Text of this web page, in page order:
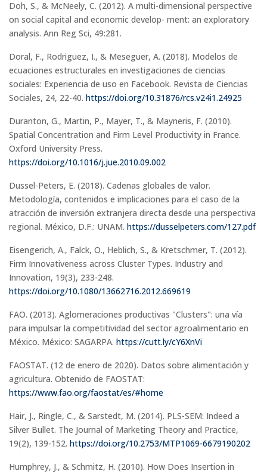
Doh, S., & McNeely, C. (2012). A multi-dimensional perspective
on social capital and economic develop- ment: an exploratory
analysis. Ann Reg Sci, 49:281.
Doral, F., Rodriguez, I., & Meseguer, A. (2018). Modelos de
ecuaciones estructurales en investigaciones de ciencias
sociales: Experiencia de uso en Facebook. Revista de Ciencias
Sociales, 24, 22-40. https://doi.org/10.31876/rcs.v24i1.24925
Duranton, G., Martin, P., Mayer, T., & Mayneris, F. (2010).
Spatial Concentration and Firm Level Productivity in France.
Oxford University Press.
https://doi.org/10.1016/j.jue.2010.09.002
Dussel-Peters, E. (2018). Cadenas globales de valor.
Metodología, contenidos e implicaciones para el caso de la
atracción de inversión extranjera directa desde una perspectiva
regional. México, D.F.: UNAM. https://dusselpeters.com/127.pdf
Eisengerich, A., Falck, O., Heblich, S., & Kretschmer, T. (2012).
Firm Innovativeness across Cluster Types. Industry and
Innovation, 19(3), 233-248.
https://doi.org/10.1080/13662716.2012.669619
FAO. (2013). Aglomeraciones productivas "Clusters": una vía
para impulsar la competitividad del sector agroalimentario en
México. México: SAGARPA. https://cutt.ly/cY6XnVi
FAOSTAT. (12 de enero de 2020). Datos sobre alimentación y
agricultura. Obtenido de FAOSTAT:
https://www.fao.org/faostat/es/#home
Hair, J., Ringle, C., & Sarstedt, M. (2014). PLS-SEM: Indeed a
Silver Bullet. The Journal of Marketing Theory and Practice,
19(2), 139-152. https://doi.org/10.2753/MTP1069-6679190202
Humphrey, J., & Schmitz, H. (2010). How Does Insertion in